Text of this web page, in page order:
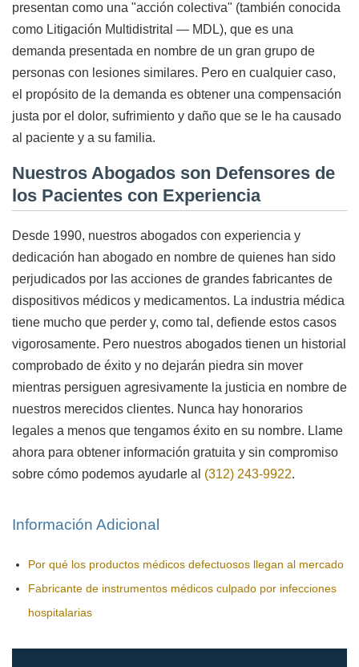
presentan como una "acción colectiva" (también conocida
como Litigación Multidistrital — MDL), que es una
demanda presentada en nombre de un gran grupo de
personas con lesiones similares. Pero en cualquier caso,
el propósito de la demanda es obtener una compensación
justa por el dolor, sufrimiento y daño que se le ha causado
al paciente y a su familia.
Nuestros Abogados son Defensores de
los Pacientes con Experiencia
Desde 1990, nuestros abogados con experiencia y
dedicación han abogado en nombre de quienes han sido
perjudicados por las acciones de grandes fabricantes de
dispositivos médicos y medicamentos. La industria médica
tiene mucho que perder y, como tal, defiende estos casos
vigorosamente. Pero nuestros abogados tienen un historial
comprobado de éxito y no dejarán piedra sin mover
mientras persiguen agresivamente la justicia en nombre de
nuestros merecidos clientes. Nunca hay honorarios
legales a menos que tengamos éxito en su nombre. Llame
ahora para obtener información gratuita y sin compromiso
sobre cómo podemos ayudarle al (312) 243-9922.
Información Adicional
Por qué los productos médicos defectuosos llegan al mercado
Fabricante de instrumentos médicos culpado por infecciones
hospitalarias